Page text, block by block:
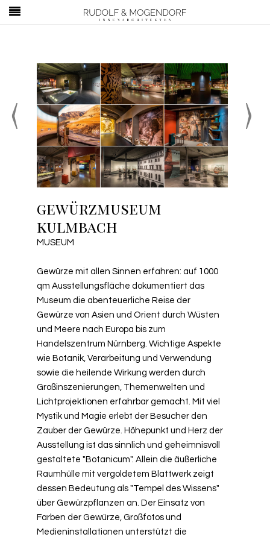
gewürzmuseum
kulmbach
MUSEUM
Gewürze mit allen Sinnen erfahren: auf 1000
qm Ausstellungsfläche dokumentiert das
Museum die abenteuerliche Reise der
Gewürze von Asien und Orient durch Wüsten
und Meere nach Europa bis zum
Handelszentrum Nürnberg. Wichtige Aspekte
wie Botanik, Verarbeitung und Verwendung
sowie die heilende Wirkung werden durch
Großinszenierungen, Themenwelten und
Lichtprojektionen erfahrbar gemacht. Mit viel
Mystik und Magie erlebt der Besucher den
Zauber der Gewürze. Höhepunkt und Herz der
Ausstellung ist das sinnlich und geheimnisvoll
gestaltete "Botanicum". Allein die äußerliche
Raumhülle mit vergoldetem Blattwerk zeigt
dessen Bedeutung als "Tempel des Wissens"
über Gewürzpflanzen an. Der Einsatz von
Farben der Gewürze, Großfotos und
Medieninstallationen unterstützt die
gewürzmuseum
kulmbach
MUSEUM
Gewürze mit allen Sinnen erfahren: auf 1000
qm Ausstellungsfläche dokumentiert das
Museum die abenteuerliche Reise der
Gewürze von Asien und Orient durch Wüsten
und Meere nach Europa bis zum
Handelszentrum Nürnberg. Wichtige Aspekte
wie Botanik, Verarbeitung und Verwendung
sowie die heilende Wirkung werden durch
Großinszenierungen, Themenwelten und
Lichtprojektionen erfahrbar gemacht. Mit viel
Mystik und Magie erlebt der Besucher den
Zauber der Gewürze. Höhepunkt und Herz der
Ausstellung ist das sinnlich und geheimnisvoll
gestaltete "Botanicum". Allein die äußerliche
Raumhülle mit vergoldetem Blattwerk zeigt
dessen Bedeutung als "Tempel des Wissens"
über Gewürzpflanzen an. Der Einsatz von
Farben der Gewürze, Großfotos und
Medieninstallationen unterstützt die
›
‹